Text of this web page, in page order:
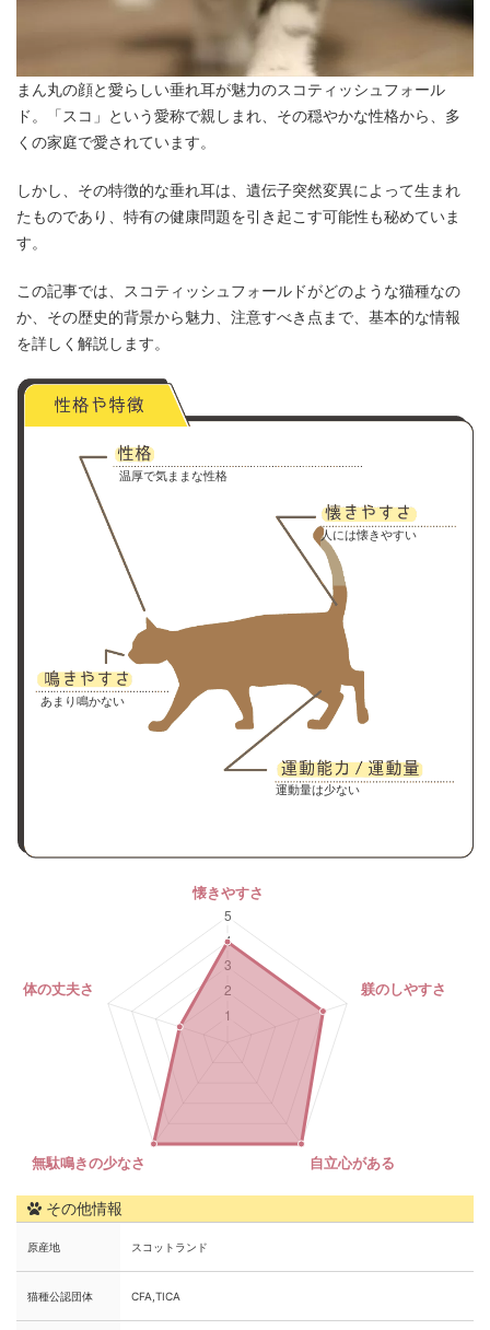
まん丸の顔と愛らしい垂れ耳が魅力のスコティッシュフォール
ド。「スコ」という愛称で親しまれ、その穏やかな性格から、多
くの家庭で愛されています。
しかし、その特徴的な垂れ耳は、遺伝子突然変異によって生まれ
たものであり、特有の健康問題を引き起こす可能性も秘めていま
す。
この記事では、スコティッシュフォールドがどのような猫種なの
か、その歴史的背景から魅力、注意すべき点まで、基本的な情報
を詳しく解説します。
温厚で気ままな性格
人には懐きやすい
あまり鳴かない
運動量は少ない
その他情報
原産地 スコットランド
猫種公認団体 CFA,TICA